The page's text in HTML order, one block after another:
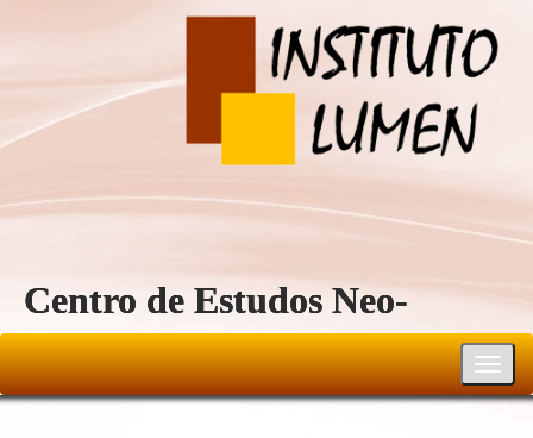
Centro de Estudos Neo-
Reichiano